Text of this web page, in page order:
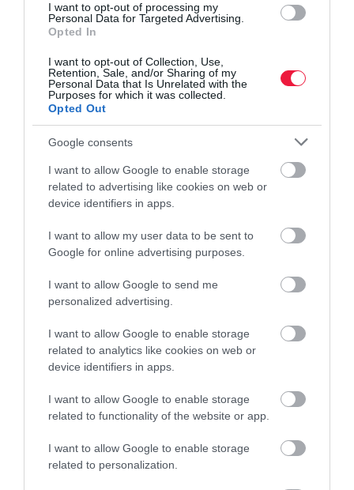
I want to opt-out of processing my
Personal Data for Targeted Advertising.
Opted In
I want to opt-out of Collection, Use,
Retention, Sale, and/or Sharing of my
Personal Data that Is Unrelated with the
Purposes for which it was collected.
Opted Out
Google consents
I want to allow Google to enable storage
related to advertising like cookies on web or
device identifiers in apps.
I want to allow my user data to be sent to
Google for online advertising purposes.
I want to allow Google to send me
personalized advertising.
I want to allow Google to enable storage
related to analytics like cookies on web or
device identifiers in apps.
I want to allow Google to enable storage
related to functionality of the website or app.
I want to allow Google to enable storage
related to personalization.
A kamarai hozzájárulást a jövőben az országos és nem a területi
törvényjavaslatban.